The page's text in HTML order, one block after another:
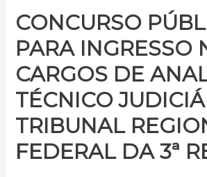
CONCURSO
PARA INGRESSO
CARGOS DE
TÉCNICO
TRIBUNAL
FEDERAL DA 3ª